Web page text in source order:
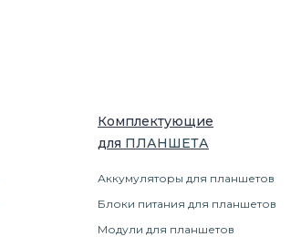
Комплектующие
для ПЛАНШЕТА
Аккумуляторы для планшетов
Блоки питания для планшетов
Модули для планшетов